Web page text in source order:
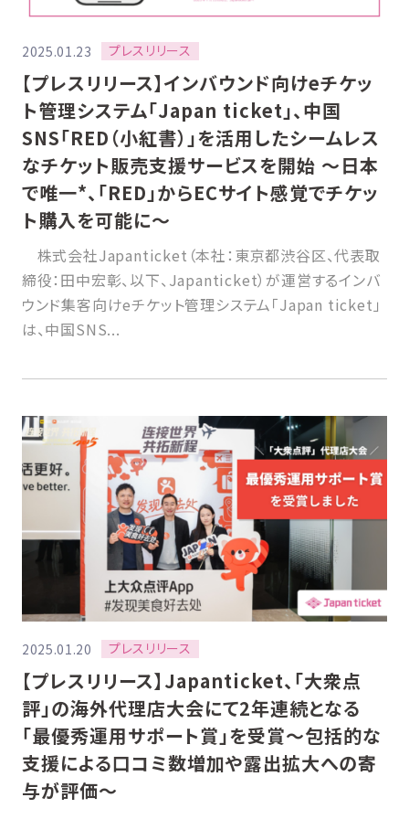
2025.01.23 プレスリリース
【プレスリリース】インバウンド向けeチケッ
ト管理システム「Japan ticket」、中国
SNS「RED（小紅書）」を活用したシームレス
なチケット販売支援サービスを開始 〜日本
で唯一*、「RED」からECサイト感覚でチケッ
ト購入を可能に〜
株式会社Japanticket（本社：東京都渋谷区、代表取
締役：田中宏彰、以下、Japanticket）が運営するインバ
ウンド集客向けeチケット管理システム「Japan ticket」
は、中国SNS...
2025.01.20 プレスリリース
【プレスリリース】Japanticket、「大衆点
評」の海外代理店大会にて2年連続となる
「最優秀運用サポート賞」を受賞〜包括的な
支援による口コミ数増加や露出拡大への寄
与が評価〜